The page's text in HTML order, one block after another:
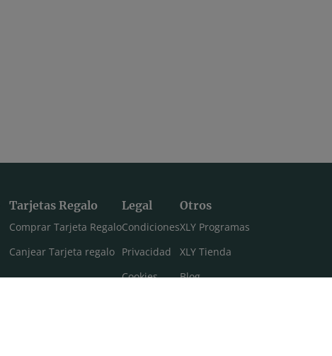
Tarjetas Regalo
Comprar Tarjeta Regalo
Canjear Tarjeta regalo
Legal
Condiciones
Privacidad
Cookies
Otros
XLY Programas
XLY Tienda
Blog